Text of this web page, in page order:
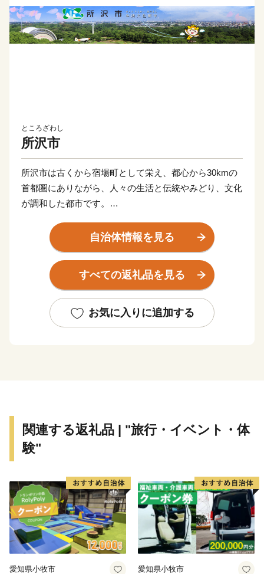
ところざわし
所沢市
所沢市は古くから宿場町として栄え、都心から30kmの
首都圏にありながら、人々の生活と伝統やみどり、文化
が調和した都市です。
映画『となりのトトロ』のモデルとなったと言われる里
山の景色が残る狭山丘陵と歴史的な景観の三富新田。
一方、埼玉西武ライオンズの本拠地であるとともに、西
武園ゆうえんち、ところざわサクラタウンなどの活気あ
自治体情報を見る
すべての返礼品を見る
お気に入りに追加する
関連する返礼品 | "旅行・イベント・体
験"
愛知県小牧市 愛知県小牧市